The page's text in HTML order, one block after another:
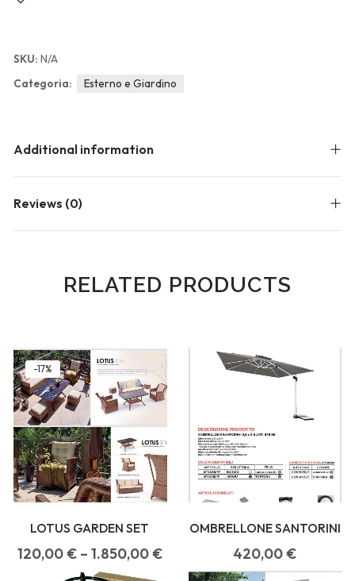
Additional information
Reviews (0)
SKU: N/A
Categoria:
Esterno e Giardino
RELATED PRODUCTS
-17%
LOTUS GARDEN SET
120,00€ –1.850,00€
OMBRELLONE SANTORINI
420,00€